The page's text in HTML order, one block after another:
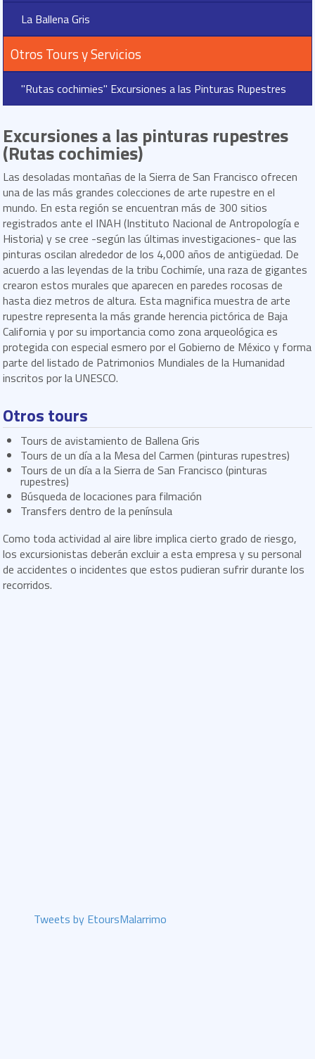
La Ballena Gris
Otros Tours y Servicios
"Rutas cochimies" Excursiones a las Pinturas Rupestres
Excursiones a las pinturas rupestres
(Rutas cochimies)
Las desoladas montañas de la Sierra de San Francisco ofrecen
una de las más grandes colecciones de arte rupestre en el
mundo. En esta región se encuentran más de 300 sitios
registrados ante el INAH (Instituto Nacional de Antropología e
Historia) y se cree -según las últimas investigaciones- que las
pinturas oscilan alrededor de los 4,000 años de antigüedad. De
acuerdo a las leyendas de la tribu Cochimíe, una raza de gigantes
crearon estos murales que aparecen en paredes rocosas de
hasta diez metros de altura. Esta magnifica muestra de arte
rupestre representa la más grande herencia pictórica de Baja
California y por su importancia como zona arqueológica es
protegida con especial esmero por el Gobierno de México y forma
parte del listado de Patrimonios Mundiales de la Humanidad
inscritos por la UNESCO.
Otros tours
Tours de avistamiento de Ballena Gris
Tours de un día a la Mesa del Carmen (pinturas rupestres)
Tours de un día a la Sierra de San Francisco (pinturas
rupestres)
Búsqueda de locaciones para filmación
Transfers dentro de la península
Como toda actividad al aire libre implica cierto grado de riesgo,
los excursionistas deberán excluir a esta empresa y su personal
de accidentes o incidentes que estos pudieran sufrir durante los
recorridos.
Tweets by EtoursMalarrimo